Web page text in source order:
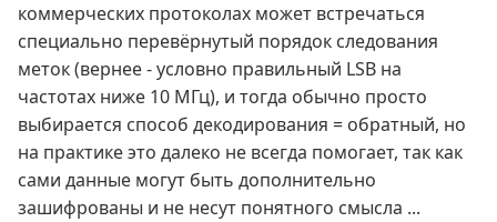
коммерческих протоколах может встречаться
специально перевёрнутый порядок следования
меток (вернее - условно правильный LSB на
частотах ниже 10 МГц), и тогда обычно просто
выбирается способ декодирования = обратный, но
на практике это далеко не всегда помогает, так как
сами данные могут быть дополнительно
зашифрованы и не несут понятного смысла ...